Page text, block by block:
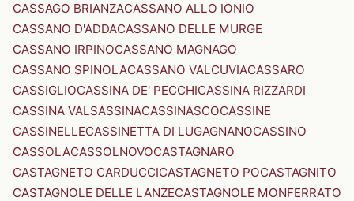
CASSAGO BRIANZACASSANO ALLO IONIO
CASSANO D'ADDACASSANO DELLE MURGE
CASSANO IRPINOCASSANO MAGNAGO
CASSANO SPINOLACASSANO VALCUVIACASSARO
CASSIGLIOCASSINA DE' PECCHICASSINA RIZZARDI
CASSINA VALSASSINACASSINASCOCASSINE
CASSINELLECASSINETTA DI LUGAGNANOCASSINO
CASSOLACASSOLNOVOCASTAGNARO
CASTAGNETO CARDUCCICASTAGNETO POCASTAGNITO
CASTAGNOLE DELLE LANZECASTAGNOLE MONFERRATO